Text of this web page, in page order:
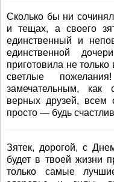
Сколько бы ни
и тещах, а своего
единственный и
единственной
приготовила не
светлые
замечательным, как
верных друзей,
просто — будь
Зятек, дорогой, с
будет в твоей жизни
только самые